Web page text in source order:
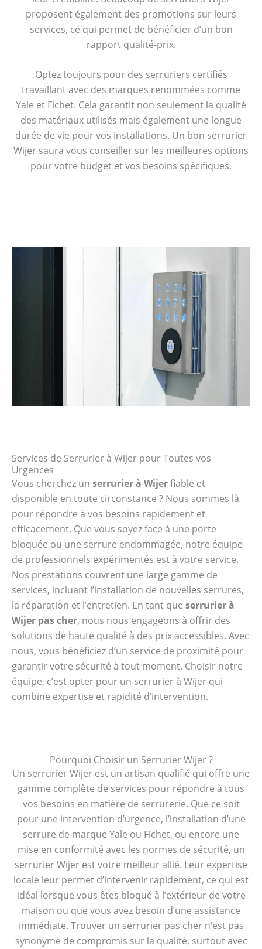
proposent également des promotions sur leurs
services, ce qui permet de bénéficier d’un bon
rapport qualité-prix.
Optez toujours pour des serruriers certifiés
travaillant avec des marques renommées comme
Yale et Fichet. Cela garantit non seulement la qualité
des matériaux utilisés mais également une longue
durée de vie pour vos installations. Un bon serrurier
Wijer saura vous conseiller sur les meilleures options
pour votre budget et vos besoins spécifiques.
Services de Serrurier à Wijer pour Toutes vos
Urgences
Vous cherchez un serrurier à Wijerfiable et
disponible en toute circonstance ? Nous sommes là
pour répondre à vos besoins rapidement et
efficacement. Que vous soyez face à une porte
bloquée ou une serrure endommagée, notre équipe
de professionnels expérimentés est à votre service.
Nos prestations couvrent une large gamme de
services, incluant l’installation de nouvelles serrures,
la réparation et l’entretien. En tant que serrurier à
Wijer pas cher, nous nous engageons à offrir des
solutions de haute qualité à des prix accessibles. Avec
nous, vous bénéficiez d’un service de proximité pour
garantir votre sécurité à tout moment. Choisir notre
équipe, c’est opter pour un serrurier à Wijer qui
combine expertise et rapidité d’intervention.
Pourquoi Choisir un Serrurier Wijer ?
Un serrurier Wijer est un artisan qualifié qui offre une
gamme complète de services pour répondre à tous
vos besoins en matière de serrurerie. Que ce soit
pour une intervention d’urgence, l’installation d’une
serrure de marque Yale ou Fichet, ou encore une
mise en conformité avec les normes de sécurité, un
serrurier Wijer est votre meilleur allié. Leur expertise
locale leur permet d’intervenir rapidement, ce qui est
idéal lorsque vous êtes bloqué à l’extérieur de votre
maison ou que vous avez besoin d’une assistance
immédiate. Trouver un serrurier pas cher n’est pas
synonyme de compromis sur la qualité, surtout avec